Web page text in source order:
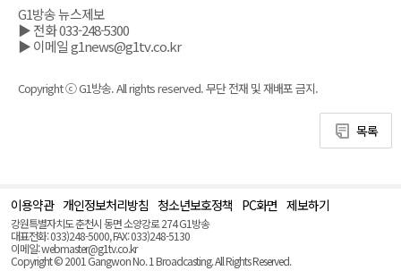
G1방송 뉴스제보
▶ 전화 033-248-5300
▶ 이메일 g1news@g1tv.co.kr
Copyright ⓒ G1방송. All rights reserved. 무단 전재 및 재배포 금지.
목록
이용약관 개인정보처리방침 청소년보호정책 PC화면 제보하기
강원특별자치도 춘천시 동면 소양강로 274 G1방송
대표전화: 033)248-5000, FAX: 033)248-5130
이메일: webmaster@g1tv.co.kr
Copyright © 2001 Gangwon No. 1 Broadcasting. All Rights Reserved.